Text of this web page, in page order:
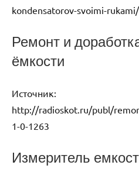
kondensatorov-svoimi-rukami/
Ремонт и
ёмкости
Источник:
http://radioskot.ru/publ/
1-0-1263
Измеритель